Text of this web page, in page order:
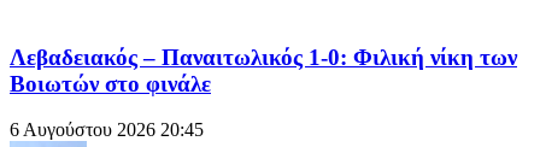
Λεβαδειακός – Παναιτωλικός 1-0: Φιλική νίκη των
Βοιωτών στο φινάλε
6 Αυγούστου 2026 20:45